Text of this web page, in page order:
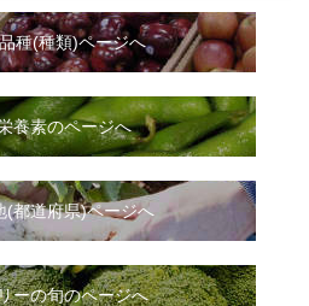
種(種類)ページへ
養素のページへ
(都道府県)ページへ
ーの旬のページへ